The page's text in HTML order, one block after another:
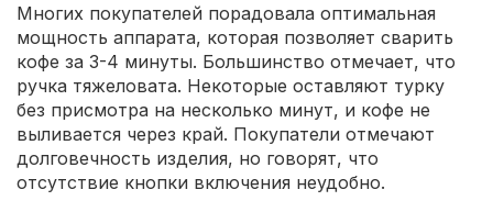
Многих покупателей порадовала оптимальная
мощность аппарата, которая позволяет сварить
кофе за 3-4 минуты. Большинство отмечает, что
ручка тяжеловата. Некоторые оставляют турку
без присмотра на несколько минут, и кофе не
выливается через край. Покупатели отмечают
долговечность изделия, но говорят, что
отсутствие кнопки включения неудобно.